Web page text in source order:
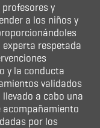
y
a los niños y
respetada
y la conducta
validados
a cabo una
acompañamiento
por los